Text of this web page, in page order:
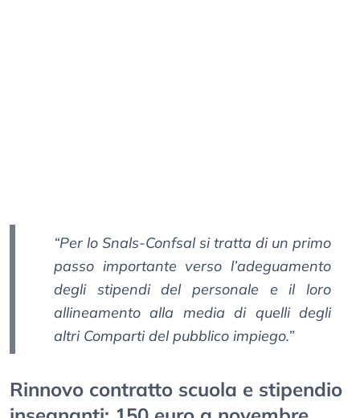
“Per lo Snals-Confsal si tratta di un primo
passo importante verso l’adeguamento
degli stipendi del personale e il loro
allineamento alla media di quelli degli
altri Comparti del pubblico impiego.”
Rinnovo contratto scuola e stipendio